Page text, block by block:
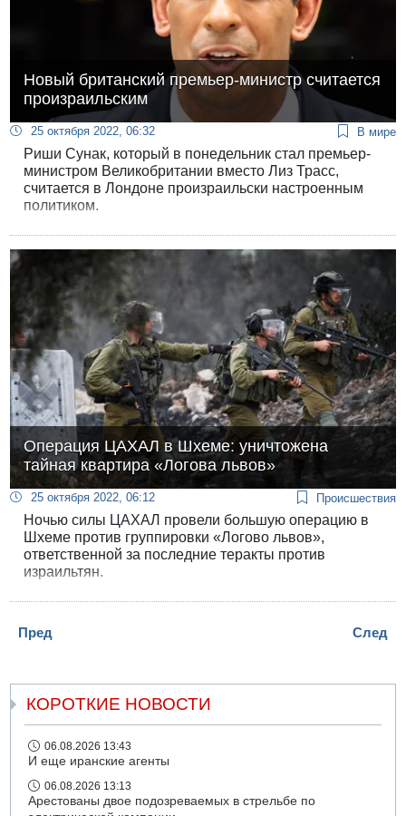
Новый британский премьер-министр считается
произраильским
25 октября 2022, 06:32 В мире
Риши Сунак, который в понедельник стал премьер-
министром Великобритании вместо Лиз Трасс,
считается в Лондоне произраильски настроенным
политиком.
Операция ЦАХАЛ в Шхеме: уничтожена
тайная квартира «Логова львов»
25 октября 2022, 06:12 Происшествия
Ночью силы ЦАХАЛ провели большую операцию в
Шхеме против группировки «Логово львов»,
ответственной за последние теракты против
израильтян.
Пред След
КОРОТКИЕ НОВОСТИ
06.08.2026 13:43
И еще иранские агенты
06.08.2026 13:13
Арестованы двое подозреваемых в стрельбе по